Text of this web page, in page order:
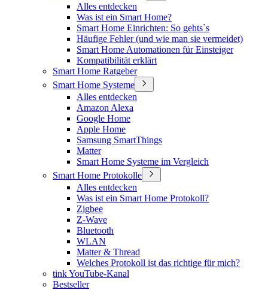
Alles entdecken
Was ist ein Smart Home?
Smart Home Einrichten: So gehts`s
Häufige Fehler (und wie man sie vermeidet)
Smart Home Automationen für Einsteiger
Kompatibilität erklärt
Smart Home Ratgeber
Smart Home Systeme
Alles entdecken
Amazon Alexa
Google Home
Apple Home
Samsung SmartThings
Matter
Smart Home Systeme im Vergleich
Smart Home Protokolle
Alles entdecken
Was ist ein Smart Home Protokoll?
Zigbee
Z-Wave
Bluetooth
WLAN
Matter & Thread
Welches Protokoll ist das richtige für mich?
tink YouTube-Kanal
Bestseller